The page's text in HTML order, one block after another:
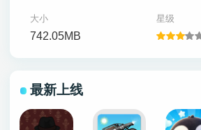
大小
742.05MB
星级
最新上线